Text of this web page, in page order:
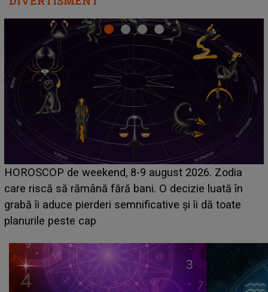
8-9 august 2026. Zodia
fără bani. O decizie luată în
semnificative și îi dă toate
Emanuel a ținut
acum! În fața
face o